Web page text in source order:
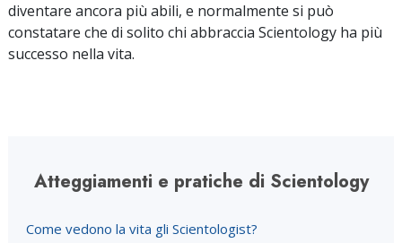
diventare ancora più abili, e normalmente si può
constatare che di solito chi abbraccia Scientology ha più
successo nella vita.
Atteggiamenti e pratiche di Scientology
Come vedono la vita gli Scientologist?